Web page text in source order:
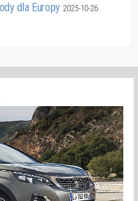
dla Europy 2025-10-26